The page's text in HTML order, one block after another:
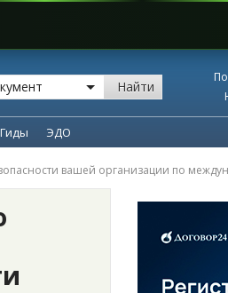
Найти
Гиды ЭДО
вашей организации по